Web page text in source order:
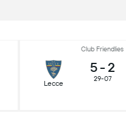
Club Friendlies
Lecce
5- 2
29-07